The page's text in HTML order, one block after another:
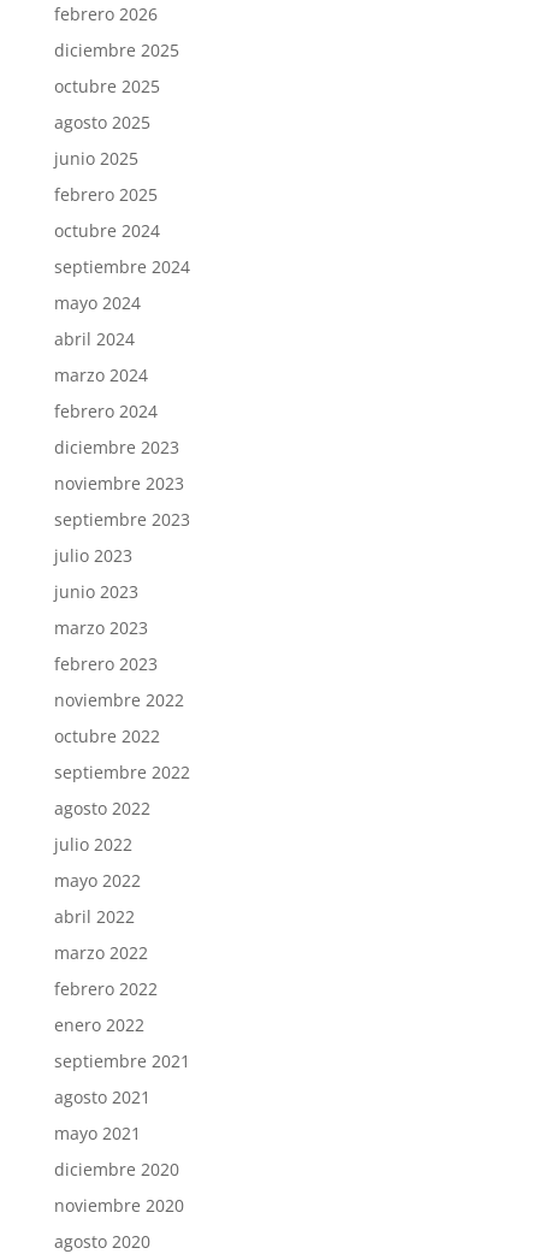
febrero 2026
diciembre 2025
octubre 2025
agosto 2025
junio 2025
febrero 2025
octubre 2024
septiembre 2024
mayo 2024
abril 2024
marzo 2024
febrero 2024
diciembre 2023
noviembre 2023
septiembre 2023
julio 2023
junio 2023
marzo 2023
febrero 2023
noviembre 2022
octubre 2022
septiembre 2022
agosto 2022
julio 2022
mayo 2022
abril 2022
marzo 2022
febrero 2022
enero 2022
septiembre 2021
agosto 2021
mayo 2021
diciembre 2020
noviembre 2020
agosto 2020